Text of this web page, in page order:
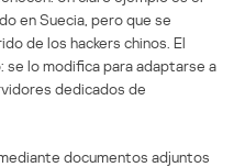
en Suecia, pero que se
de los hackers chinos. El
lo modifica para adaptarse a
dedicados de
documentos adjuntos